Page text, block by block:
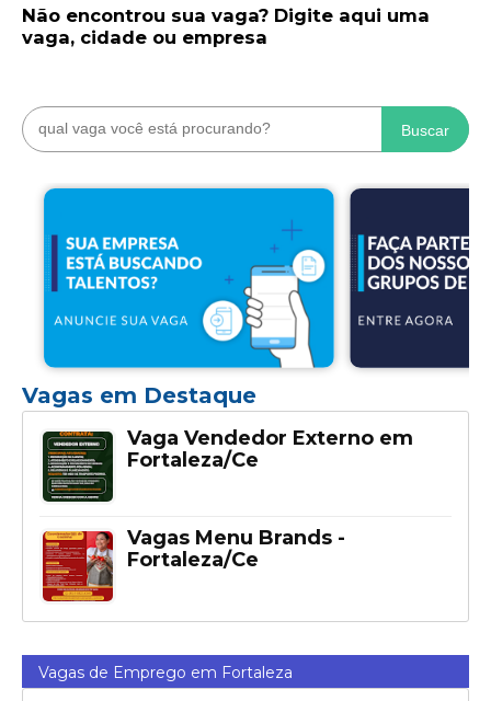
Não encontrou sua vaga? Digite aqui uma
vaga, cidade ou empresa
Buscar
Vagas em Destaque
Vaga Vendedor Externo em
Fortaleza/Ce
Vagas Menu Brands -
Fortaleza/Ce
Vagas de Emprego em Fortaleza